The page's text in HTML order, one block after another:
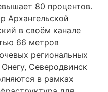
80 процентов.
Архангельской
в своём канале
66 метров
региональных
Северодвинск
в рамках